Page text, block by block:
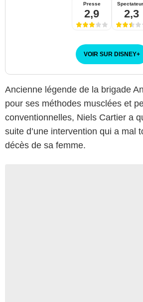
Presse
2,9 2,3
VOIR SUR DISNEY+
Ancienne légende de la brigade
pour ses méthodes musclées et
conventionnelles, Niels Cartier a
suite d’une intervention qui a mal
décès de sa femme.